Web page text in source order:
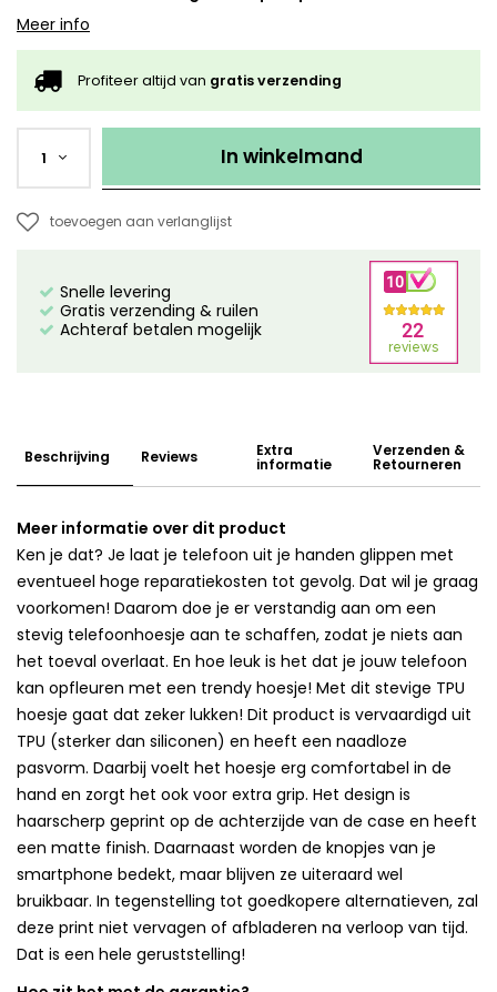
Meer info
Profiteer altijd van gratis verzending
1 In winkelmand
toevoegen aan verlanglijst
Snelle levering
Gratis verzending & ruilen
Achteraf betalen mogelijk
Beschrijving Reviews Extra
informatie
Verzenden &
Retourneren
Meer informatie over dit product
Ken je dat? Je laat je telefoon uit je handen glippen met
eventueel hoge reparatiekosten tot gevolg. Dat wil je graag
voorkomen! Daarom doe je er verstandig aan om een
stevig telefoonhoesje aan te schaffen, zodat je niets aan
het toeval overlaat. En hoe leuk is het dat je jouw telefoon
kan opfleuren met een trendy hoesje! Met dit stevige TPU
hoesje gaat dat zeker lukken! Dit product is vervaardigd uit
TPU (sterker dan siliconen) en heeft een naadloze
pasvorm. Daarbij voelt het hoesje erg comfortabel in de
hand en zorgt het ook voor extra grip. Het design is
haarscherp geprint op de achterzijde van de case en heeft
een matte finish. Daarnaast worden de knopjes van je
smartphone bedekt, maar blijven ze uiteraard wel
bruikbaar. In tegenstelling tot goedkopere alternatieven, zal
deze print niet vervagen of afbladeren na verloop van tijd.
Dat is een hele geruststelling!